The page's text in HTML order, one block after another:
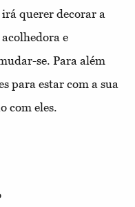
irá querer decorar a
e
se. Para além
para estar com a sua
com eles.